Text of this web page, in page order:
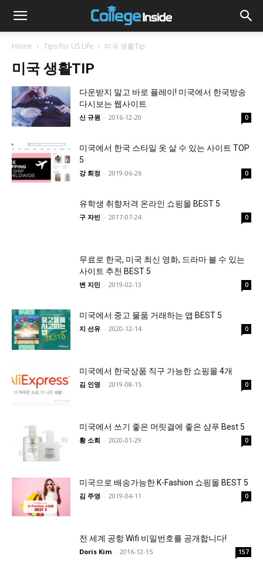
Home Tips for US Life 미국 생활Tip
미국 생활TIP
다운받지 말고 바로 플레이! 미국에서 한국방송
다시보는 웹사이트
신 규원 - 2016-12-20 0
미국에서 한국 스타일 옷 살 수 있는 사이트 TOP
5
강 희정 - 2019-06-26 0
유학생 취향저격 온라인 쇼핑몰 BEST 5
구 자빈 - 2017-07-24 0
무료로 한국, 미국 최신 영화, 드라마 볼 수 있는
사이트 추천 BEST 5
변 지민 - 2019-02-13 0
미국에서 중고 물품 거래하는 앱 BEST 5
지 선유 - 2020-12-14 0
미국에서 한국상품 직구 가능한 쇼핑몰 4개
김 인영 - 2019-08-15 0
미국에서 쓰기 좋은 머릿결에 좋은 샴푸 Best 5
황 소희 - 2020-01-29 0
미국으로 배송가능한 K-Fashion 쇼핑몰 BEST 5
김 주영 - 2019-04-11 0
전 세계 공항 Wifi 비밀번호를 공개합니다!
Doris Kim - 2016-12-15 157